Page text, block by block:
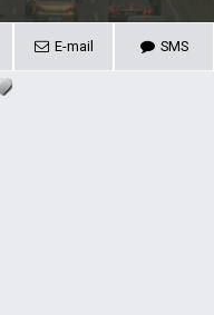
E-mail SMS